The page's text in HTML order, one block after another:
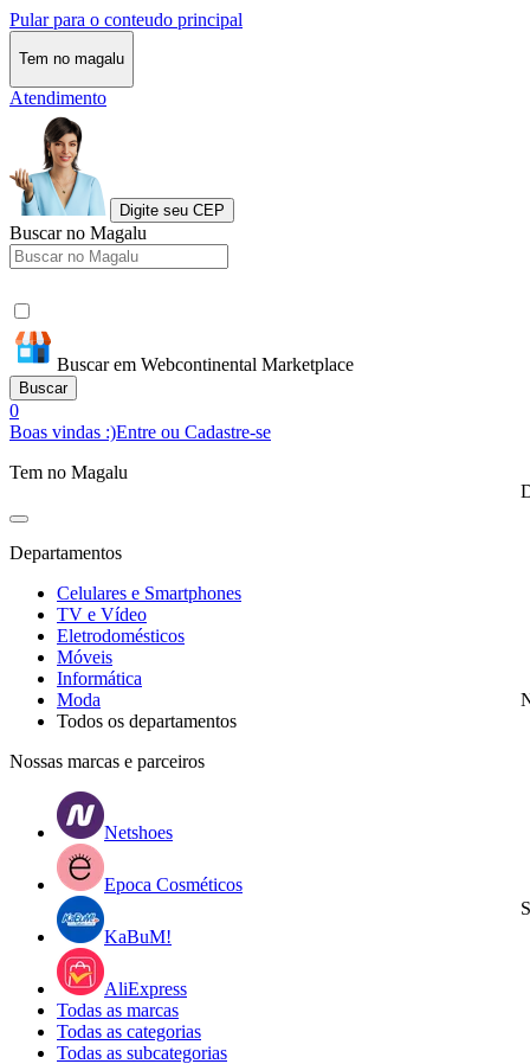
Pular para o conteudo principal
Tem no magalu
Atendimento
Digite seu CEP
Buscar no Magalu
Buscar em Webcontinental Marketplace
Buscar
0
Boas vindas :)Entre ou Cadastre-se
Tem no Magalu
Departamentos
Celulares e Smartphones
TV e Vídeo
Eletrodomésticos
Móveis
Informática
Moda
Todos os departamentos
Nossas marcas e parceiros
Netshoes
Epoca Cosméticos
KaBuM!
AliExpress
Todas as marcas
Todas as categorias
Todas as subcategorias